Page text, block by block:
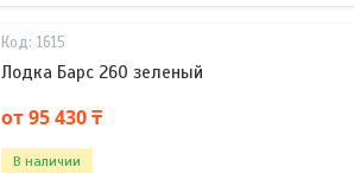
1615
Лодка Барс 260 зеленый
от 95 430 ₸
В наличии